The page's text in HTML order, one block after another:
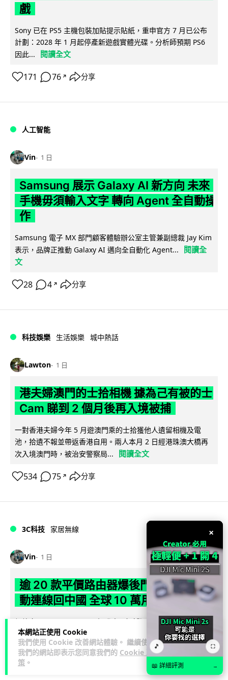
本網站正使用 Cookie
我們使用 Cookie 改善網站體驗。 繼續使用
我們的網站即表示您同意我們的 Cookie 政
策 。
戲
Sony 已在 PS5 主機包裝加貼提示貼紙，重申官方 7 月已公布
計劃：2028 年 1 月起停產新遊戲實體光碟。分析師預期 PS6
因此...
閱讀全文
171 76 ↗ 分享
人工智能
Vin 1 日
Samsung 展示 Galaxy AI 新方向 未來
手機毋須輸入文字 轉向 Agent 全自動操
作
Samsung 電子 MX 部門顧客體驗辦公室主管兼副總裁 Jay Kim
表示，品牌正推動 Galaxy AI 邁向全自動化 Agent...
閱讀全
文
28 4 ↗ 分享
科技娛樂 生活娛樂 城中熱話
Lawton 1 日
港夫婦澳門的士拾相機 據為己有被的士
Cam 睇到 2 個月後再入境被捕
一對香港夫婦今年 5 月遊澳門乘的士拾獲他人遺留相機及電
池，拾遺不報並帶返香港自用。兩人本月 2 日經港珠澳大橋再
次入境澳門時，被治安警察局...
閱讀全文
534 75 ↗ 分享
3C科技 家居無線
Vin 1 日
逾 20 款平價路由器爆後門 每 35 秒自
動連線回中國 全球 10 萬用家私隱堪憂
網絡安全公司 VulnCheck 揭發中國智博通電子（Zbtlink）生產
的 20 多款路由器內置後門程式「Endlessdoors」（無盡... 閱
讀全文
965
×
🎵 ⛶
📖 詳細評測 →